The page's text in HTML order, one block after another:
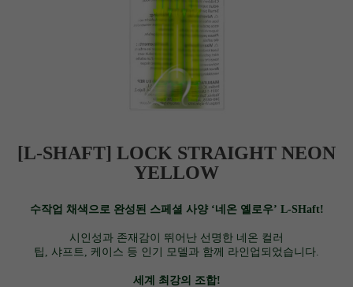
[L-SHAFT] LOCK STRAIGHT NEON
YELLOW
수작업 채색으로 완성된 스페셜 사양 ‘네온 옐로우’ L-SHaft!
시인성과 존재감이 뛰어난 선명한 네온 컬러
팁, 샤프트, 케이스 등 인기 모델과 함께 라인업되었습니다.
세계 최강의 조합!